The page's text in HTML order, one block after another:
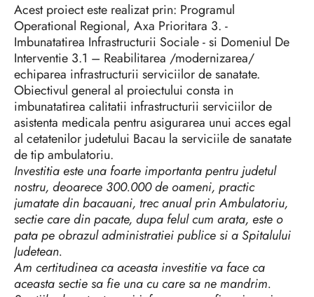
Acest proiect este realizat prin: Programul
Operational Regional, Axa Prioritara 3. -
Imbunatatirea Infrastructurii Sociale - si Domeniul De
Interventie 3.1 – Reabilitarea /modernizarea/
echiparea infrastructurii serviciilor de sanatate.
Obiectivul general al proiectului consta in
imbunatatirea calitatii infrastructurii serviciilor de
asistenta medicala pentru asigurarea unui acces egal
al cetatenilor judetului Bacau la serviciile de sanatate
de tip ambulatoriu.
Investitia este una foarte importanta pentru judetul
nostru, deoarece 300.000 de oameni, practic
jumatate din bacauani, trec anual prin Ambulatoriu,
sectie care din pacate, dupa felul cum arata, este o
pata pe obrazul administratiei publice si a Spitalului
Judetean.
Am certitudinea ca aceasta investitie va face ca
aceasta sectie sa fie una cu care sa ne mandrim.